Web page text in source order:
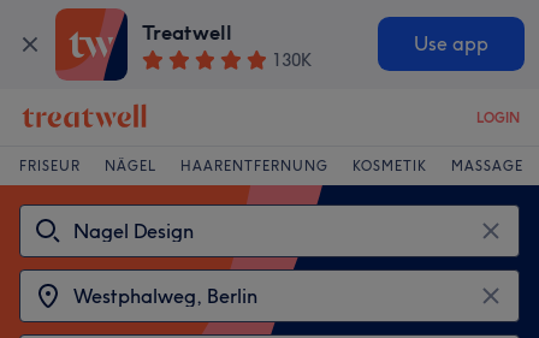
Treatwell
130K
Use app
LOGIN
FRISEUR NÄGEL HAARENTFERNUNG KOSMETIK MASSAGE